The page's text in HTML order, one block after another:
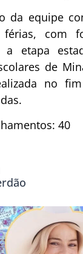
da equipe
com
a etapa
de
no
40